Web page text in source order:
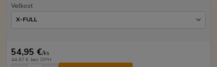
Veľkosť
54,95 €/ks
44,67 € bez DPH